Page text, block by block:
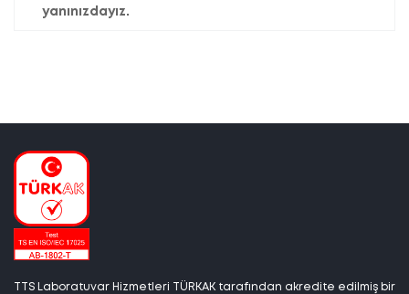
yanınızdayız.
TTS Laboratuvar Hizmetleri TÜRKAK tarafından akredite edilmiş bir